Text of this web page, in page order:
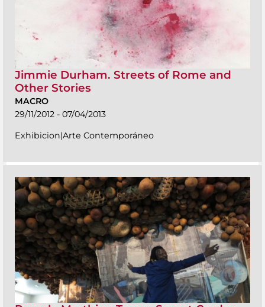
Jimmie Durham. Streets of Rome and
Other Stories
MACRO
29/11/2012 - 07/04/2013
Exhibicion|Arte Contemporáneo